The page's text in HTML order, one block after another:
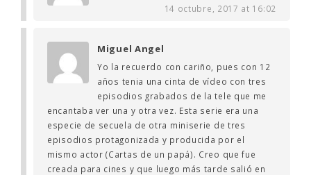
14 octubre, 2017 at 16:02
Miguel Angel
Yo la recuerdo con cariño, pues con 12
años tenia una cinta de vídeo con tres
episodios grabados de la tele que me
encantaba ver una y otra vez. Esta serie era una
especie de secuela de otra miniserie de tres
episodios protagonizada y producida por el
mismo actor (Cartas de un papá). Creo que fue
creada para cines y que luego más tarde salió en